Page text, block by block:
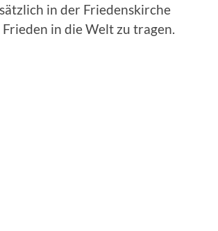
in der Friedenskirche
in die Welt zu tragen.